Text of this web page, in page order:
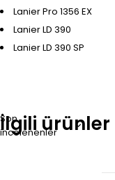
Son
incelenenler
Lanier Pro 1356 EX
Lanier LD 390
Lanier LD 390 SP
İlgili ürünler